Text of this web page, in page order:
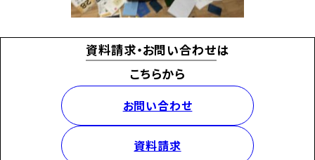
資料請求・お問い合わせは
こちらから
お問い合わせ
資料請求